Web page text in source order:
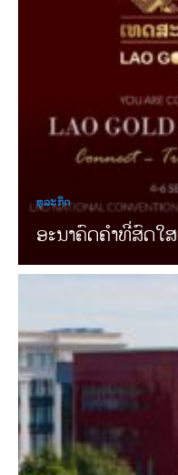
ທຸລະກິດ
ອະນາຄົດຄຳທີ່ສົດໃສ